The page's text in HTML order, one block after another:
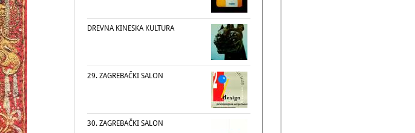
DREVNA KINESKA KULTURA
29. ZAGREBAČKI SALON
30. ZAGREBAČKI SALON